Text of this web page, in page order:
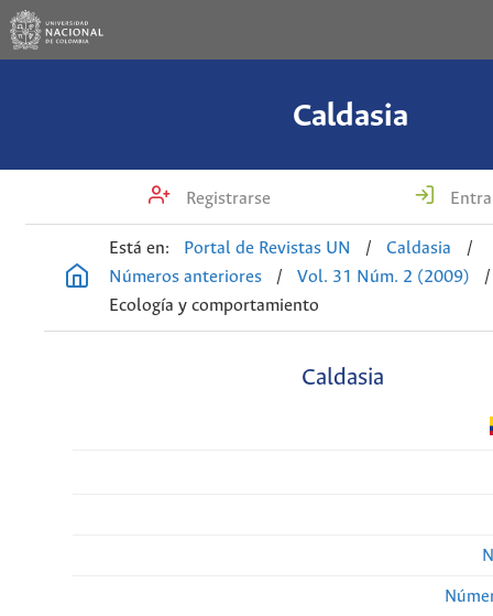
Caldasia
Registrarse
Está en: Portal de Revistas UN / Caldasia
/
Números anteriores
/ Vol. 31 Núm. 2 (2009)
/
Ecología y comportamiento
Caldasia